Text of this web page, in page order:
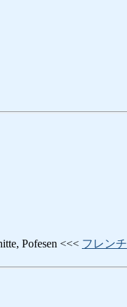
Pofesen <<< フレンチ